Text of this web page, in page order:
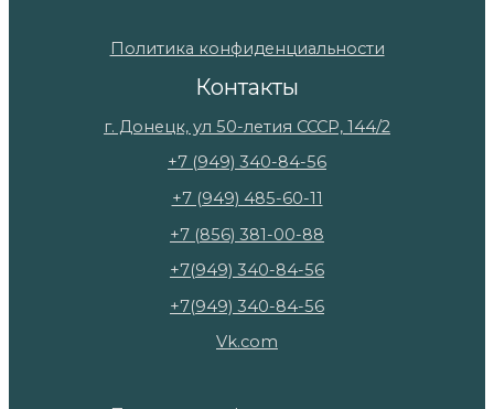
Политика конфиденциальности
Контакты
г. Донецк, ул 50-летия СССР, 144/2
+7 (949) 340-84-56
+7 (949) 485-60-11
+7 (856) 381-00-88
+7(949) 340-84-56
+7(949) 340-84-56
Vk.com